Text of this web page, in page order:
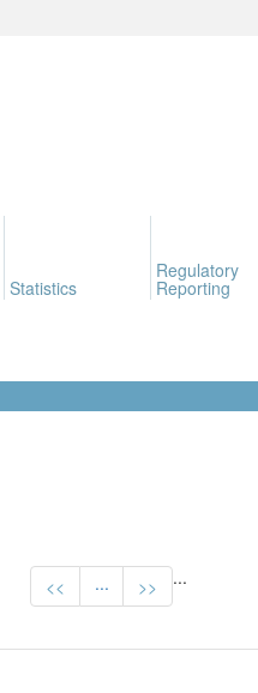
Statistics
Regulatory
Reporting
<< ...
... >>